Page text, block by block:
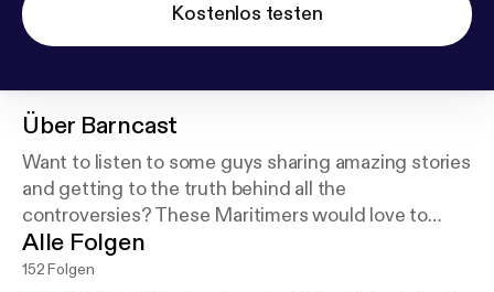
Kostenlos testen
Über Barncast
Want to listen to some guys sharing amazing stories
and getting to the truth behind all the
controversies? These Maritimers would love to
have you join them in their quest for a good time! I
think you're gonna like it!
Alle Folgen
152 Folgen